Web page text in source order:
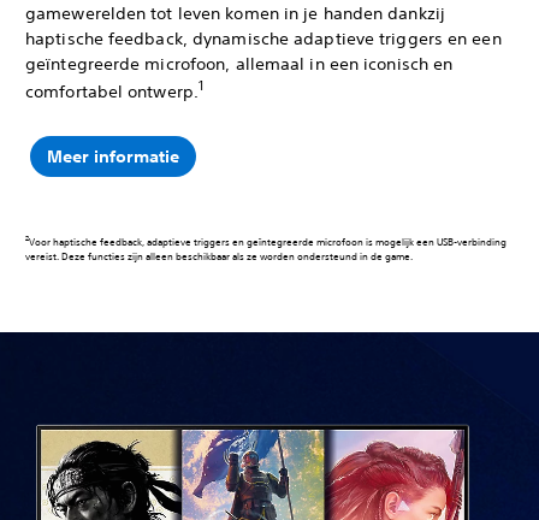
gamewerelden tot leven komen in je handen dankzij
haptische feedback, dynamische adaptieve triggers en een
geïntegreerde microfoon, allemaal in een iconisch en
comfortabel ontwerp. 1
Meer informatie
Voor haptische feedback, adaptieve triggers en geïntegreerde microfoon is mogelijk een USB-verbinding
vereist. Deze functies zijn alleen beschikbaar als ze worden ondersteund in de game.